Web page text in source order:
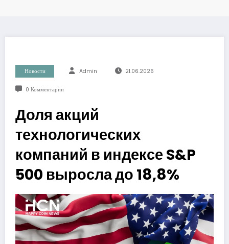
Новости Admin 21.06.2026
0 Комментарии
Доля акций
технологических
компаний в индексе S&P
500 выросла до 18,8%